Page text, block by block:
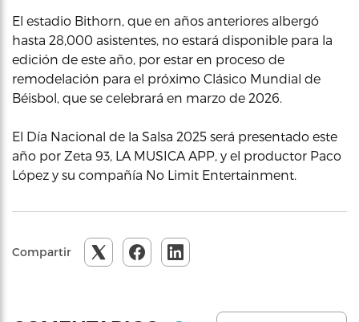
El estadio Bithorn, que en años anteriores albergó
hasta 28,000 asistentes, no estará disponible para la
edición de este año, por estar en proceso de
remodelación para el próximo Clásico Mundial de
Béisbol, que se celebrará en marzo de 2026.
El Día Nacional de la Salsa 2025 será presentado este
año por Zeta 93, LA MUSICA APP, y el productor Paco
López y su compañía No Limit Entertainment.
Compartir